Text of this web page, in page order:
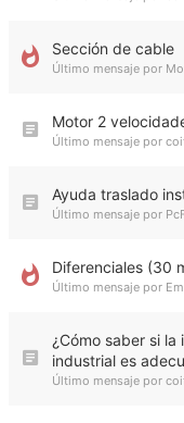
Sección de cable
Último mensaje por
Motor 2
Último mensaje por
Ayuda traslado
Último mensaje por
Diferenciales (30
Último mensaje por
¿Cómo saber si
industrial es
Último mensaje por